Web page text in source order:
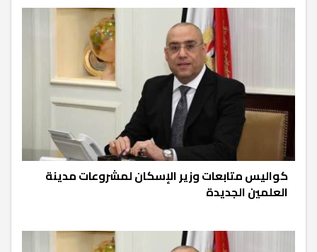
كواليس متابعات وزير الإسكان لمشروعات مدينة
العلمين الجديدة